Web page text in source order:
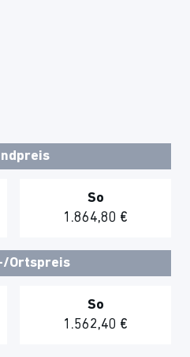
So
1.864,80 €
Ortspreis
So
1.562,40 €